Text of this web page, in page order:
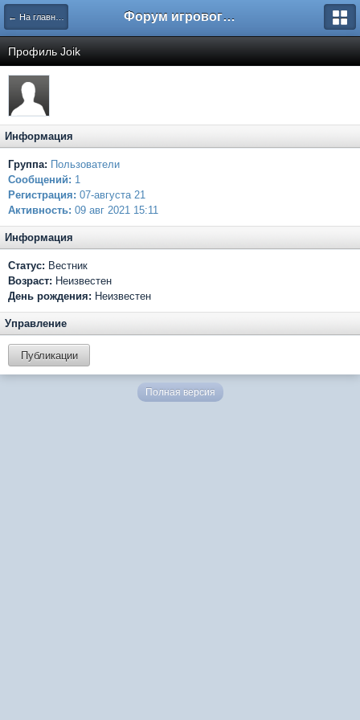
← На главную Форум игрового проекта Riverrise
Профиль Joik
Информация
Группа: Пользователи
Сообщений: 1
Регистрация: 07-августа 21
Активность: 09 авг 2021 15:11
Информация
Статус: Вестник
Возраст: Неизвестен
День рождения: Неизвестен
Управление
Публикации
Полная версия